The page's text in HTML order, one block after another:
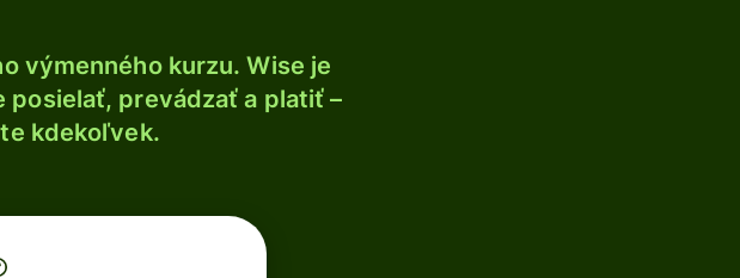
výmenného kurzu. Wise je
prevádzať a platiť –
kdekoľvek.